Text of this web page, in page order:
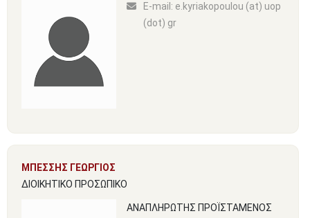
Ε-mail: e.kyriakopoulou (at) uop
(dot) gr
ΜΠΕΣΣΗΣ ΓΕΩΡΓΙΟΣ
ΔΙΟΙΚΗΤΙΚΟ ΠΡΟΣΩΠΙΚΟ
ΑΝΑΠΛΗΡΩΤΗΣ ΠΡΟΪΣΤΑΜΕΝΟΣ